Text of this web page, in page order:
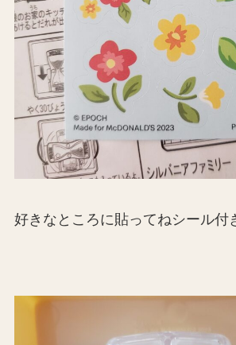
好きなところに貼ってねシール付